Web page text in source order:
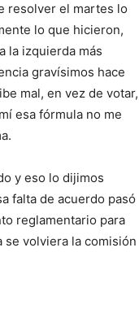
resolver el martes lo
lo que hicieron,
la izquierda más
gravísimos hace
mal, en vez de votar,
esa fórmula no me
y eso lo dijimos
falta de acuerdo pasó
reglamentario para
se volviera la comisión